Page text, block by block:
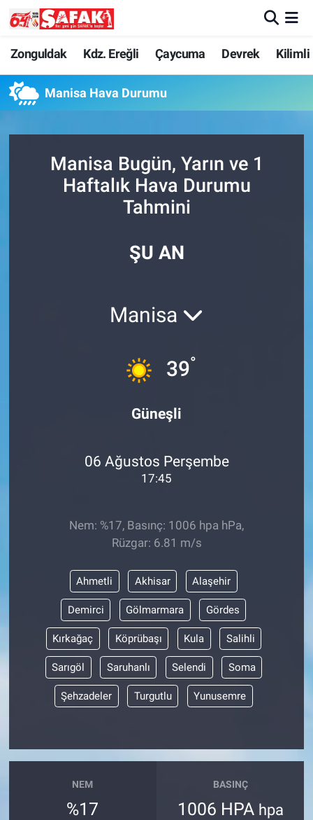
Zonguldak Kdz. Ereğli Çaycuma Devrek Kilimli
Manisa Hava Durumu
Manisa Bugün, Yarın ve 1
Haftalık Hava Durumu
Tahmini
ŞU AN
Manisa
39°
Güneşli
06 Ağustos Perşembe
17:45
Nem: %17, Basınç: 1006 hpa hPa,
Rüzgar: 6.81 m/s
Ahmetli Akhisar Alaşehir
Demirci Gölmarmara Gördes
Kırkağaç Köprübaşı Kula Salihli
Sarıgöl Saruhanlı Selendi Soma
Şehzadeler Turgutlu Yunusemre
NEM
%17
BASINÇ
1006 HPA hpa
Zonguldak
Kdz. Ereğli
Devrek
Kilimli
Zonguldak Nöbetçi Eczaneler
Zonguldak Hava Durumu
Zonguldak Trafik Yoğunluk Haritası
Süper Lig Puan Durumu ve Fikstür
Son Dakika Haberleri